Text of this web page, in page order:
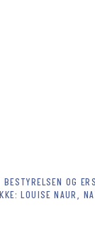
OG
LOUISE NAUR,